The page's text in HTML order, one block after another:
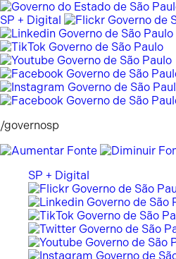
Pular
para
o
conteúdo
SP + Digital
/governosp
SP + Digital